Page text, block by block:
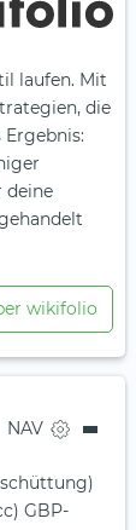
laufen. Mit
die
deine
wikifolio
NAV
GBP-